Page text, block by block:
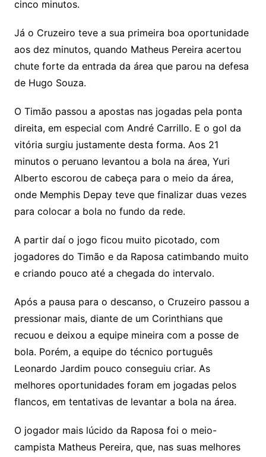
cinco minutos.
Já o Cruzeiro teve a sua primeira boa oportunidade
aos dez minutos, quando Matheus Pereira acertou
chute forte da entrada da área que parou na defesa
de Hugo Souza.
O Timão passou a apostas nas jogadas pela ponta
direita, em especial com André Carrillo. E o gol da
vitória surgiu justamente desta forma. Aos 21
minutos o peruano levantou a bola na área, Yuri
Alberto escorou de cabeça para o meio da área,
onde Memphis Depay teve que finalizar duas vezes
para colocar a bola no fundo da rede.
A partir daí o jogo ficou muito picotado, com
jogadores do Timão e da Raposa catimbando muito
e criando pouco até a chegada do intervalo.
Após a pausa para o descanso, o Cruzeiro passou a
pressionar mais, diante de um Corinthians que
recuou e deixou a equipe mineira com a posse de
bola. Porém, a equipe do técnico português
Leonardo Jardim pouco conseguiu criar. As
melhores oportunidades foram em jogadas pelos
flancos, em tentativas de levantar a bola na área.
O jogador mais lúcido da Raposa foi o meio-
campista Matheus Pereira, que, nas suas melhores